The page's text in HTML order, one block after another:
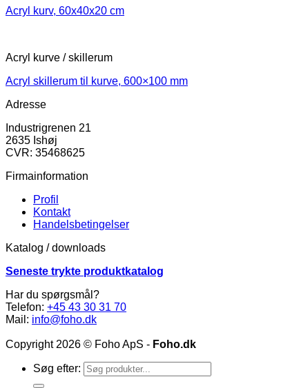
Acryl kurv, 60x40x20 cm
Acryl kurve / skillerum
Acryl skillerum til kurve, 600×100 mm
Adresse
Industrigrenen 21
2635 Ishøj
CVR: 35468625
Firmainformation
Profil
Kontakt
Handelsbetingelser
Katalog / downloads
Seneste trykte produktkatalog
Har du spørgsmål?
Telefon: +45 43 30 31 70
Mail: info@foho.dk
Copyright 2026 © Foho ApS - Foho.dk
Søg efter: